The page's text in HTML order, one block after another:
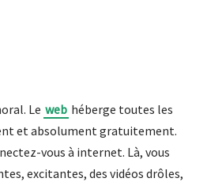
Le web héberge toutes les
et absolument gratuitement.
vous à internet. Là, vous
excitantes, des vidéos drôles,